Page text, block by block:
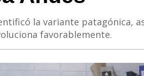
la variante patagónica,
favorablemente.